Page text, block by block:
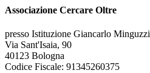
Associazione Cercare Oltre
presso Istituzione Giancarlo Minguzzi
Via Sant'Isaia, 90
40123 Bologna
Codice Fiscale: 91345260375